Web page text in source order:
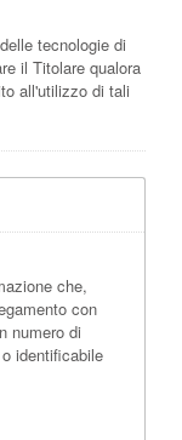
tecnologie di
il Titolare qualora
all'utilizzo di tali
che,
con
numero di
identificabile